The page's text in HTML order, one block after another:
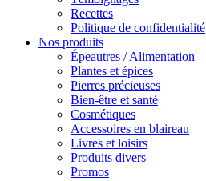
Recettes
Politique de confidentialité
Nos produits
Épeautres / Alimentation
Plantes et épices
Pierres précieuses
Bien-être et santé
Cosmétiques
Accessoires en blaireau
Livres et loisirs
Produits divers
Promos